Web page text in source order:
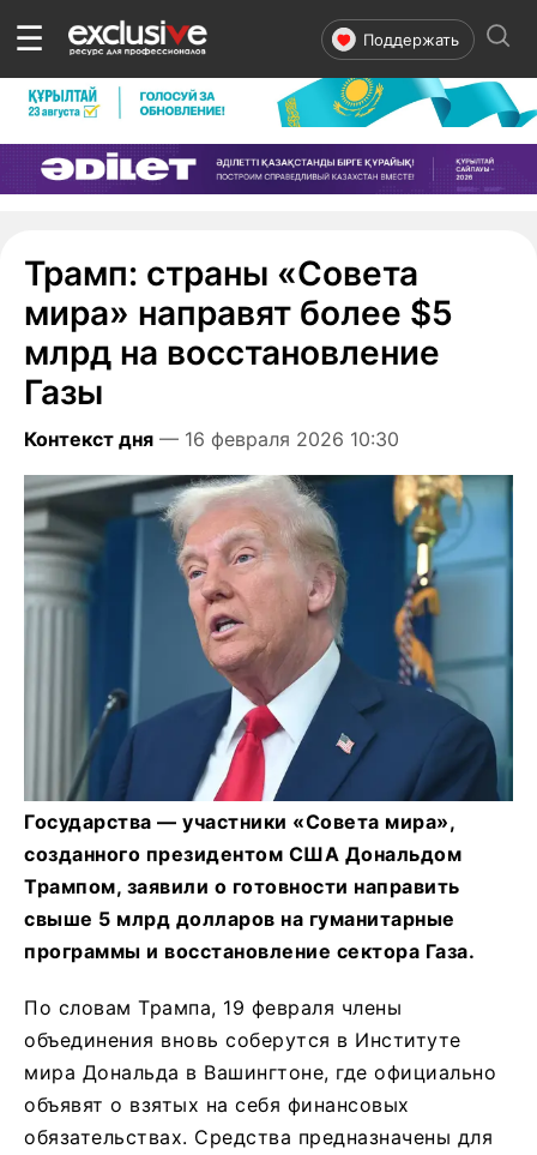
☰ Поддержать
Трамп: страны «Совета
мира» направят более $5
млрд на восстановление
Газы
Контекст дня — 16 февраля 2026 10:30
Государства — участники «Совета мира»,
созданного президентом США Дональдом
Трампом, заявили о готовности направить
свыше 5 млрд долларов на гуманитарные
программы и восстановление сектора Газа.
По словам Трампа, 19 февраля члены
объединения вновь соберутся в Институте
мира Дональда в Вашингтоне, где официально
объявят о взятых на себя финансовых
обязательствах. Средства предназначены для